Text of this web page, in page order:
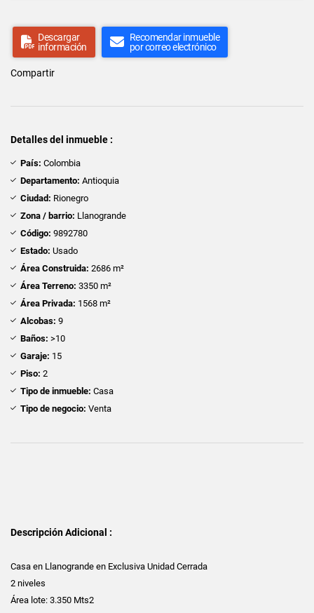
Descargar
información
Recomendar inmueble
por correo electrónico
Compartir
Detalles del inmueble :
País: Colombia
Departamento: Antioquia
Ciudad: Rionegro
Zona / barrio: Llanogrande
Código: 9892780
Estado: Usado
Área Construida: 2686 m²
Área Terreno: 3350 m²
Área Privada: 1568 m²
Alcobas: 9
Baños: >10
Garaje: 15
Piso: 2
Tipo de inmueble: Casa
Tipo de negocio: Venta
Descripción Adicional :
Casa en Llanogrande en Exclusiva Unidad Cerrada
2 niveles
Área lote: 3.350 Mts2